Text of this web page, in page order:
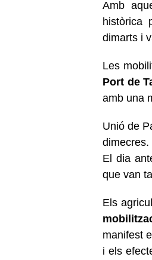
Amb
històrica
dimarts i
Les
Port de
amb una
Unió de
El dia
que van
Els
manifest
i els